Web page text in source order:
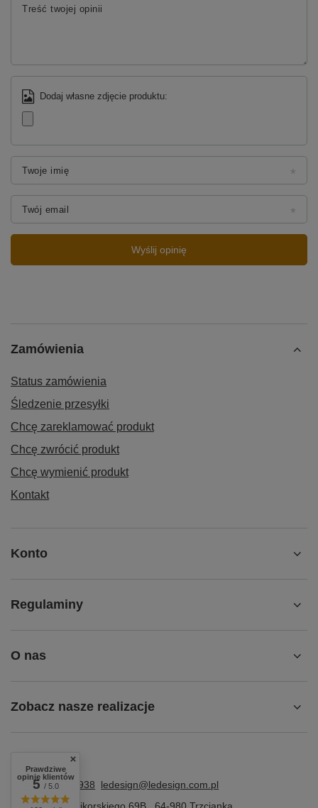
Treść twojej opinii
Dodaj własne zdjęcie produktu:
Twoje imię
Twój email
Wyślij opinię
Zamówienia
Status zamówienia
Śledzenie przesyłki
Chcę zareklamować produkt
Chcę zwrócić produkt
Chcę wymienić produkt
Kontakt
Konto
Regulaminy
O nas
Zobacz nasze realizacje
+48 609 573 938
ledesign@ledesign.com.pl
Prawdziwe
opinie klientów
5/ 5.0